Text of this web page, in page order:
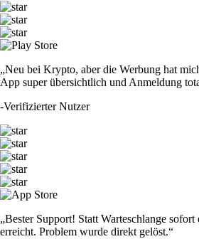
„Neu bei Krypto, aber die Werbung hat
App super übersichtlich und Anmeldung
-Verifizierter Nutzer
„Bester Support! Statt Warteschlange
erreicht. Problem wurde direkt gelöst.“